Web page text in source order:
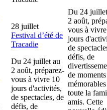
28 juillet
Festival d’été de
Tracadie
Du 24 juillet au
2 août, préparez-
vous à vivre 10
jours d'activités,
de spectacles, de
défis, de
Du 24
2 août,
vous à
jours
de
défis, de
de moments
toute la
amis. Cette